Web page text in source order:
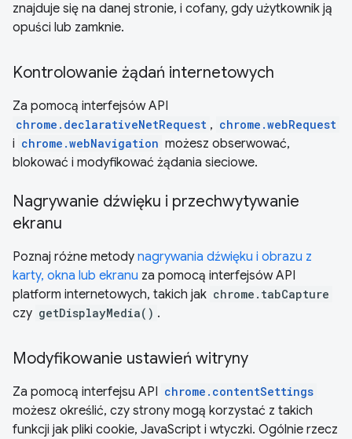
znajduje się na danej stronie, i cofany, gdy użytkownik ją
opuści lub zamknie.
Kontrolowanie żądań internetowych
Za pomocą interfejsów API
chrome.declarativeNetRequest , chrome.webRequest
i chrome.webNavigation możesz obserwować,
blokować i modyfikować żądania sieciowe.
Nagrywanie dźwięku i przechwytywanie
ekranu
Poznaj różne metody nagrywania dźwięku i obrazu z
karty, okna lub ekranu za pomocą interfejsów API
platform internetowych, takich jak chrome.tabCapture
czy getDisplayMedia() .
Modyfikowanie ustawień witryny
Za pomocą interfejsu API chrome.contentSettings
możesz określić, czy strony mogą korzystać z takich
funkcji jak pliki cookie, JavaScript i wtyczki. Ogólnie rzecz